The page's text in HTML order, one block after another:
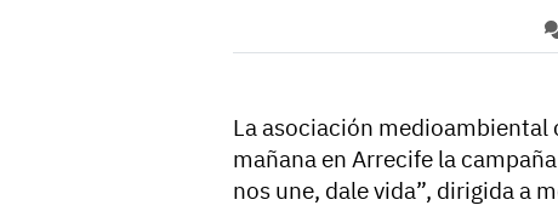
La asociación medioambiental
mañana en Arrecife la
nos une, dale vida”, dirigida a